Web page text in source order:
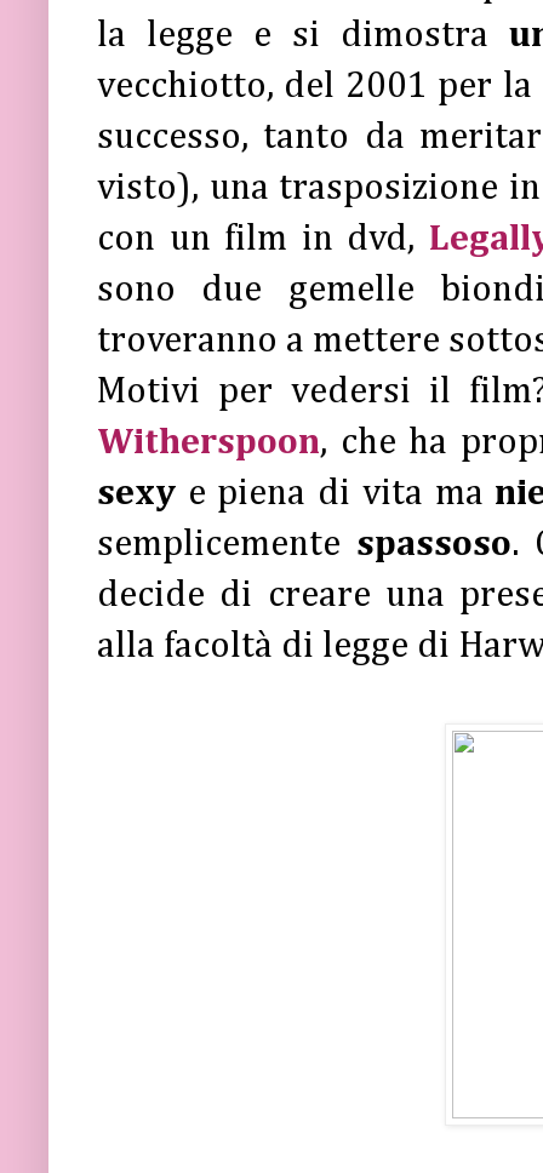
la legge e si dimostra
vecchiotto, del 2001 per
successo, tanto da
visto), una trasposizione
con un film in dvd,
sono due gemelle
troveranno a mettere
Motivi per vedersi il
Witherspoon, che ha
sexy e piena di vita ma
semplicemente spassoso.
decide di creare una
alla facoltà di legge di